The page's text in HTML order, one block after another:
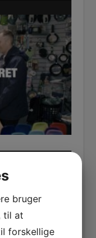
bruger
til at
forskellige